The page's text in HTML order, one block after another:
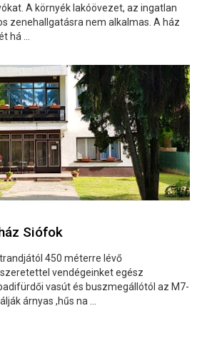
A környék lakóövezet, az ingatlan
zenehallgatásra nem alkalmas. A ház
há ...
Siófok
450 méterre lévő
vendégeinket egész
vasút és buszmegállótól az M7-
árnyas ,hűs na ...